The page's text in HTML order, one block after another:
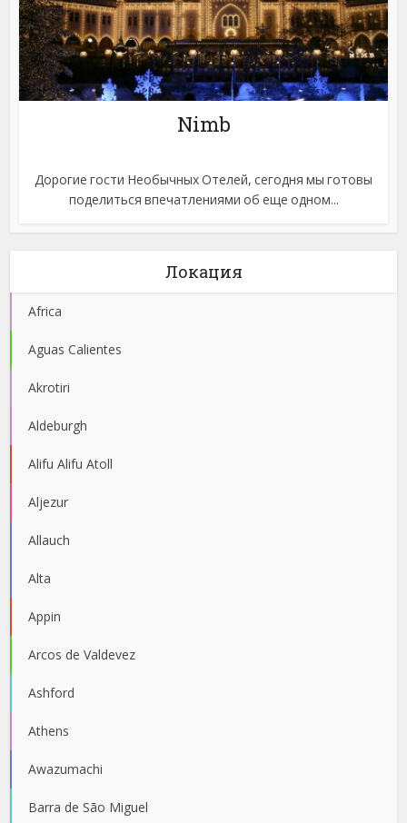
Nimb
Дорогие гости Необычных Отелей, сегодня мы готовы
поделиться впечатлениями об еще одном...
Локация
Africa
Aguas Calientes
Akrotiri
Aldeburgh
Alifu Alifu Atoll
Aljezur
Allauch
Alta
Appin
Arcos de Valdevez
Ashford
Athens
Awazumachi
Barra de São Miguel